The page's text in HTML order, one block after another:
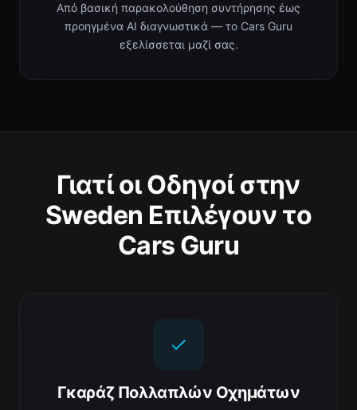
Από βασική παρακολούθηση συντήρησης έως
προηγμένα AI διαγνωστικά — το Cars Guru
εξελίσσεται μαζί σας.
Γιατί οι Οδηγοί στην
Sweden Επιλέγουν το
Cars Guru
Γκαράζ Πολλαπλών Οχημάτων